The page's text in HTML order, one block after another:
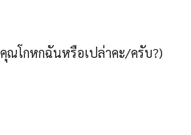
ณโกหกฉันหรือเปล่าคะ/ครับ?)